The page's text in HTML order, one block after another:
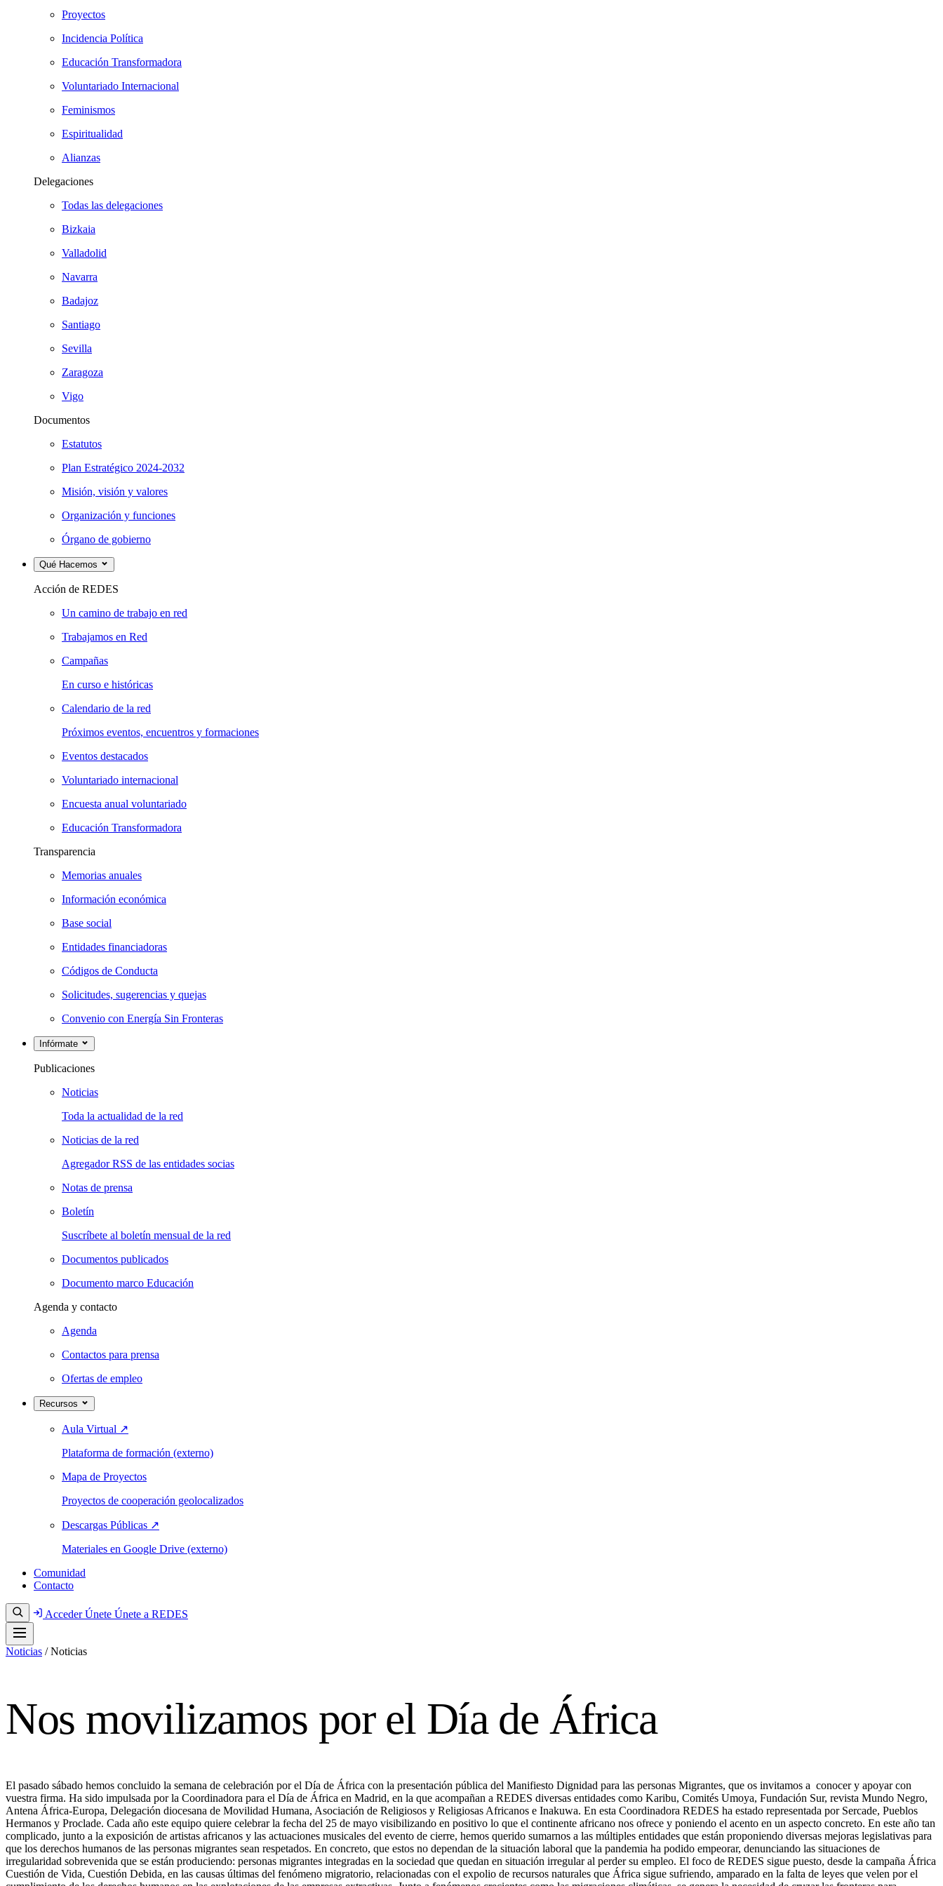
Proyectos
Incidencia Política
Educación Transformadora
Voluntariado Internacional
Feminismos
Espiritualidad
Alianzas
Delegaciones
Todas las delegaciones
Bizkaia
Valladolid
Navarra
Badajoz
Santiago
Sevilla
Zaragoza
Vigo
Documentos
Estatutos
Plan Estratégico 2024-2032
Misión, visión y valores
Organización y funciones
Órgano de gobierno
Qué Hacemos
Acción de REDES
Un camino de trabajo en red
Trabajamos en Red
Campañas
En curso e históricas
Calendario de la red
Próximos eventos, encuentros y formaciones
Eventos destacados
Voluntariado internacional
Encuesta anual voluntariado
Educación Transformadora
Transparencia
Memorias anuales
Información económica
Base social
Entidades financiadoras
Códigos de Conducta
Solicitudes, sugerencias y quejas
Convenio con Energía Sin Fronteras
Infórmate
Publicaciones
Noticias
Toda la actualidad de la red
Noticias de la red
Agregador RSS de las entidades socias
Notas de prensa
Boletín
Suscríbete al boletín mensual de la red
Documentos publicados
Documento marco Educación
Agenda y contacto
Agenda
Contactos para prensa
Ofertas de empleo
Recursos
Aula Virtual ↗
Plataforma de formación (externo)
Mapa de Proyectos
Proyectos de cooperación geolocalizados
Descargas Públicas ↗
Materiales en Google Drive (externo)
Comunidad
Contacto
AccederÚnete Únete a REDES
Noticias / Noticias
Nos movilizamos por el Día de África
El pasado sábado hemos concluido la semana de celebración por el Día de África con la presentación pública del Manifiesto Dignidad para las personas Migrantes, que os invitamos a conocer y apoyar con
vuestra firma. Ha sido impulsada por la Coordinadora para el Día de África en Madrid, en la que acompañan a REDES diversas entidades como Karibu, Comités Umoya, Fundación Sur, revista Mundo Negro,
Antena África-Europa, Delegación diocesana de Movilidad Humana, Asociación de Religiosos y Religiosas Africanos e Inakuwa. En esta Coordinadora REDES ha estado representada por Sercade, Pueblos
Hermanos y Proclade. Cada año este equipo quiere celebrar la fecha del 25 de mayo visibilizando en positivo lo que el continente africano nos ofrece y poniendo el acento en un aspecto concreto. En este año tan
complicado, junto a la exposición de artistas africanos y las actuaciones musicales del evento de cierre, hemos querido sumarnos a las múltiples entidades que están proponiendo diversas mejoras legislativas para
que los derechos humanos de las personas migrantes sean respetados. En concreto, que estos no dependan de la situación laboral que la pandemia ha podido empeorar, denunciando las situaciones de
irregularidad sobrevenida que se están produciendo: personas migrantes integradas en la sociedad que quedan en situación irregular al perder su empleo. El foco de REDES sigue puesto, desde la campaña África
Cuestión de Vida, Cuestión Debida, en las causas últimas del fenómeno migratorio, relacionadas con el expolio de recursos naturales que África sigue sufriendo, amparado en la falta de leyes que velen por el